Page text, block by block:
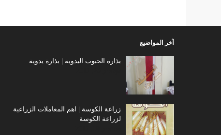
آخر المواضيع
بذارة الحبوب اليدوية | بذارة يدوية
زراعة الكوسة | اهم المعاملات الزراعية
لزراعة الكوسة